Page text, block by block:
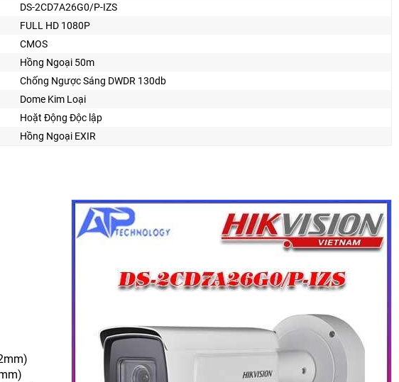
DS-2CD7A26G0/P-IZS
FULL HD 1080P
CMOS
Hồng Ngoại 50m
Chống Ngược Sáng DWDR 130db
Dome Kim Loại
Hoặt Động Độc lập
Hồng Ngoại EXIR